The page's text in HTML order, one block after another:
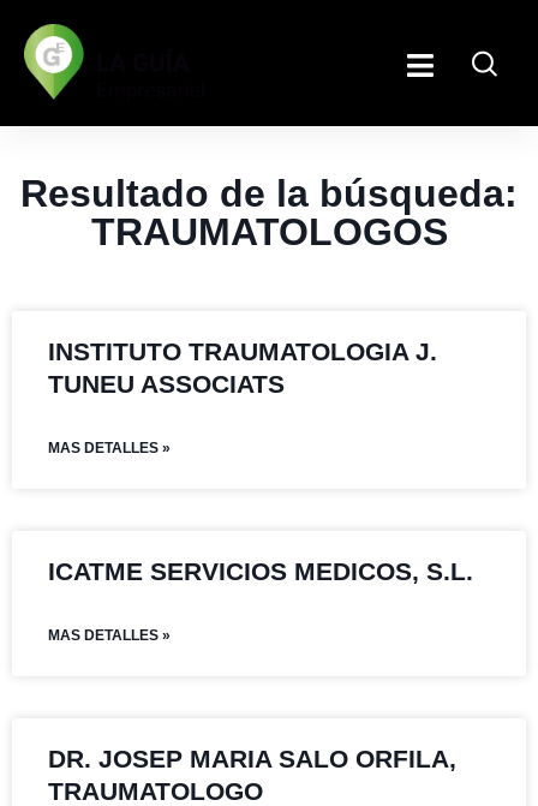
Resultado de la búsqueda:
TRAUMATOLOGOS
INSTITUTO TRAUMATOLOGIA J.
TUNEU ASSOCIATS
MAS DETALLES »
ICATME SERVICIOS MEDICOS, S.L.
MAS DETALLES »
DR. JOSEP MARIA SALO ORFILA,
TRAUMATOLOGO